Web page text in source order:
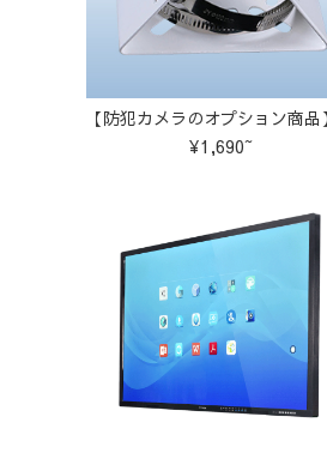
¥1,690~